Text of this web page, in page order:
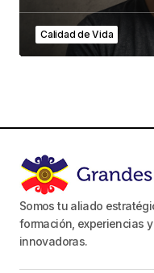
Calidad de Vida
Somos tu aliado
formación, experiencias
innovadoras.